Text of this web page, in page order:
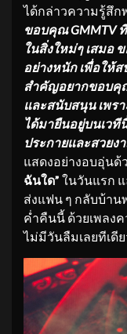
ได้กล่าวความรู้สึก
ขอบคุณGMMTV
ในสิ่งใหม่ๆ เสมอ
อย่างหนัก เพื่อให้
สำคัญอยากขอบคุ
และสนับสนุน เพร
ได้มายืนอยู่บนเว
ประกายและสวยง
แสดงอย่างอบอุ่นด้
ฉันใด” ในวันแรก แ
ส่งแฟน ๆ กลับบ้า
ค่ำคืนนี้ ด้วยเพลง
ไม่มีวันลืมเลยทีเดีย